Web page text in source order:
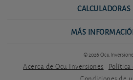
CALCULADORAS
MÁS
© 2026 Ocu
Acerca de Ocu Inversiones Política